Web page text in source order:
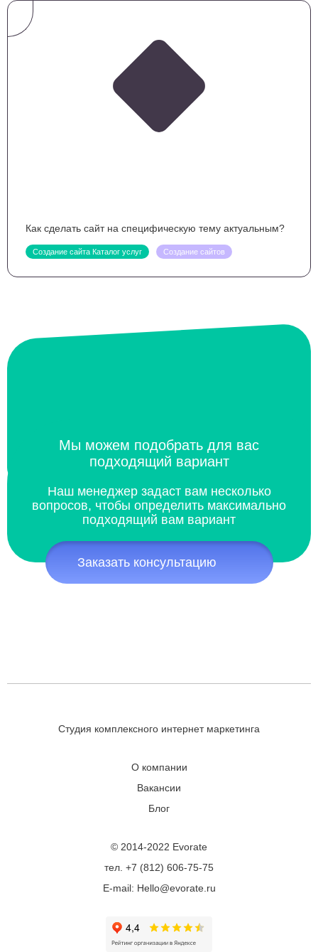
Как сделать сайт на специфическую тему актуальным?
Создание сайта Каталог услуг Создание сайтов
Мы можем подобрать для вас
подходящий вариант
Наш менеджер задаст вам несколько
вопросов, чтобы определить максимально
подходящий вам вариант
Заказать консультацию
Студия комплексного интернет маркетинга
О компании
Вакансии
Блог
© 2014-2022 Evorate
тел. +7 (812) 606-75-75
E-mail: Hello@evorate.ru